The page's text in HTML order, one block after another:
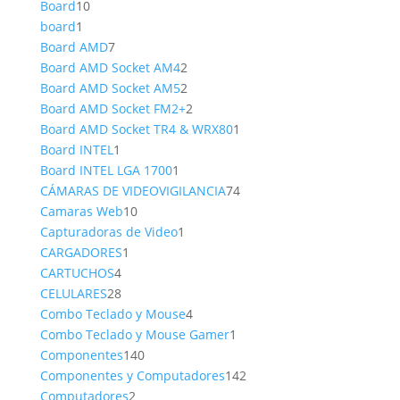
Board1010
board1
producto
Board AMD77
productos
Board AMD Socket AM422
productos
Board AMD Socket AM522
productos
Board AMD Socket FM2+22
productos
Board AMD Socket TR4 & WRX801
Board INTEL1
producto
Board INTEL LGA 17001
producto
CÁMARAS DE VIDEOVIGILANCIA7474
Camaras Web1010
productos
Capturadoras de Video1
CARGADORES1
CARTUCHOS44
productos
CELULARES2828
productos
Combo Teclado y Mouse44
productos
Combo Teclado y Mouse Gamer1
Componentes140140
productos
Componentes y Computadores142142
Computadores22